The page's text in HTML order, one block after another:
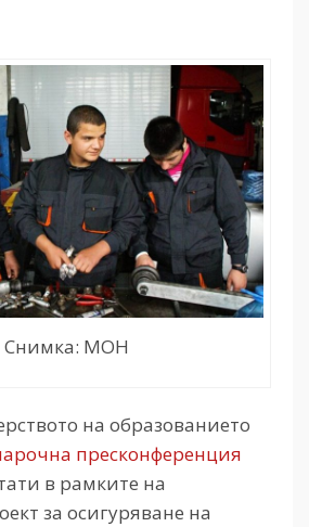
Снимка: МОН
на образованието
пресконференция
в рамките на
за осигуряване на